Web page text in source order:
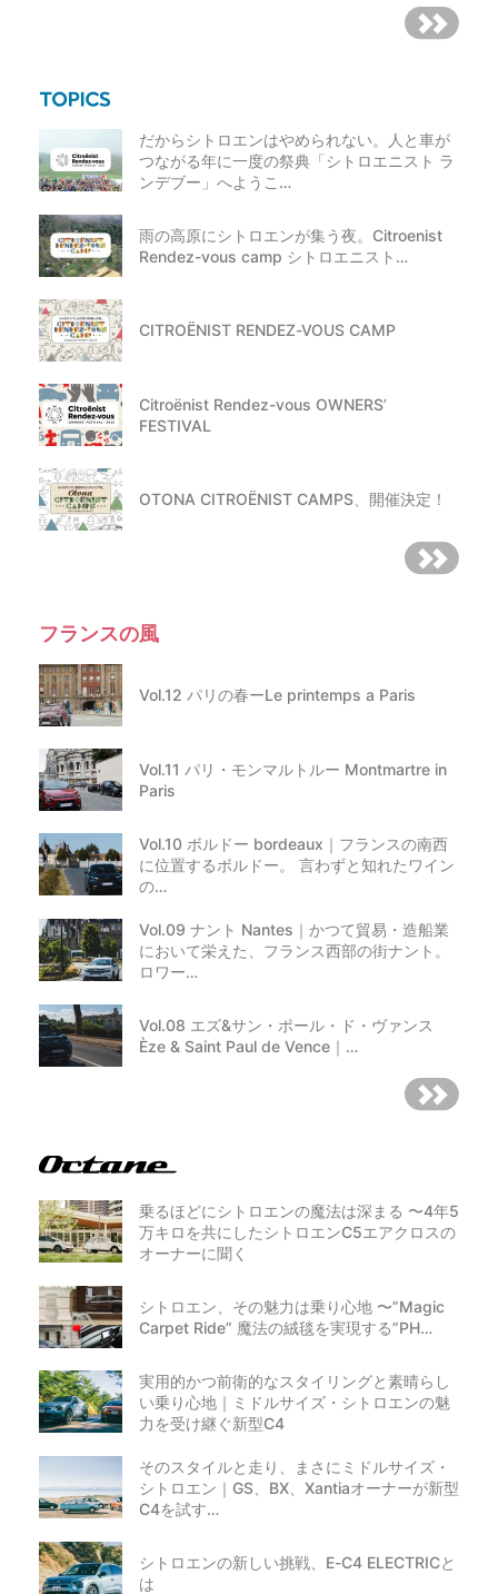
だからシトロエンはやめられない。人と車が
つながる年に一度の祭典「シトロエニスト ラ
ンデブー」へようこ…
雨の高原にシトロエンが集う夜。Citroenist
Rendez-vous camp シトロエニスト…
CITROËNIST RENDEZ-VOUS CAMP
Citroënist Rendez-vous OWNERS’
FESTIVAL
OTONA CITROËNIST CAMPS、開催決定！
フランスの風
Vol.12 パリの春ーLe printemps a Paris
Vol.11 パリ・モンマルトルー Montmartre in
Paris
Vol.10 ボルドー bordeaux｜フランスの南西
に位置するボルドー。 言わずと知れたワイン
の…
Vol.09 ナント Nantes｜かつて貿易・造船業
において栄えた、フランス西部の街ナント。
ロワー…
Vol.08 エズ&サン・ポール・ド・ヴァンス
Èze & Saint Paul de Vence｜…
乗るほどにシトロエンの魔法は深まる 〜4年5
万キロを共にしたシトロエンC5エアクロスの
オーナーに聞く
シトロエン、その魅力は乗り心地 〜”Magic
Carpet Ride” 魔法の絨毯を実現する”PH…
実用的かつ前衛的なスタイリングと素晴らし
い乗り心地｜ミドルサイズ・シトロエンの魅
力を受け継ぐ新型C4
そのスタイルと走り、まさにミドルサイズ・
シトロエン｜GS、BX、Xantiaオーナーが新型
C4を試す…
シトロエンの新しい挑戦、E-C4 ELECTRICと
は